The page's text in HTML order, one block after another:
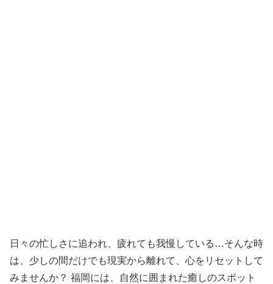
日々の忙しさに追われ、疲れても我慢している…そんな時
は、少しの間だけでも現実から離れて、心をリセットして
みませんか？ 福岡には、自然に囲まれた癒しのスポット